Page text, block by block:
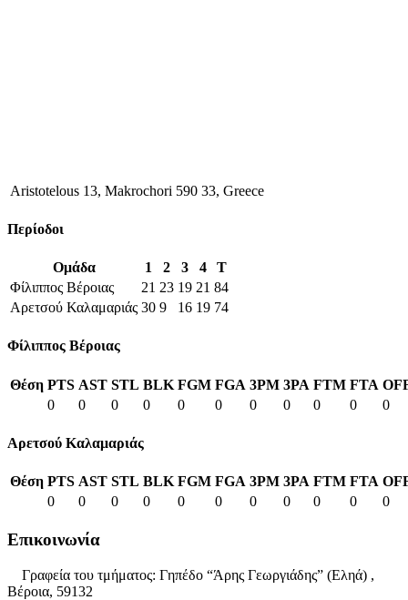
Aristotelous 13, Makrochori 590 33, Greece
Περίοδοι
Ομάδα 1 2 3 4
T
Φίλιππος Βέροιας
21 23 19 21 84
Αρετσού Καλαμαριάς 30 9 16 19 74
Φίλιππος Βέροιας
Θέση PTS AST STL BLK FGM FGA 3PM 3PA FTM FTA
0
0 0 0 0 0 0 0 0 0 0
Αρετσού Καλαμαριάς
Θέση PTS AST STL BLK FGM FGA 3PM 3PA FTM FTA
0
0 0 0 0 0 0 0 0 0 0
Επικοινωνία
Γραφεία του τμήματος: Γηπέδο “Άρης Γεωργιάδης” (Εληά) ,
Βέροια, 59132